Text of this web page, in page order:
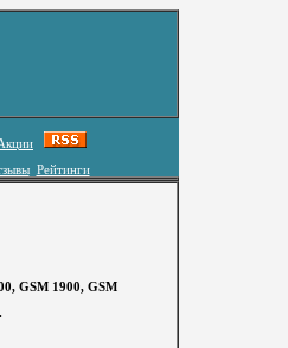
Рейтинги
GSM 1900, GSM